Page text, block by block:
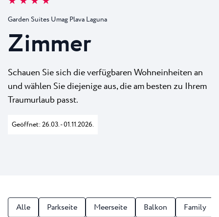
Strände
Plava Laguna Sport
Aktivurlaub
Marinas
Gastronomie
Pepi Club
Alles Erkunden
Neu
Garden Suites Umag Plava Laguna
Zimmer
Schauen Sie sich die verfügbaren Wohneinheiten an
und wählen Sie diejenige aus, die am besten zu Ihrem
Traumurlaub passt.
Geöffnet: 26.03. - 01.11.2026.
Alle Parkseite Meerseite Balkon Family